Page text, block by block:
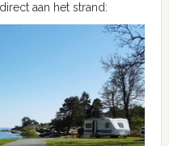
aan het strand: